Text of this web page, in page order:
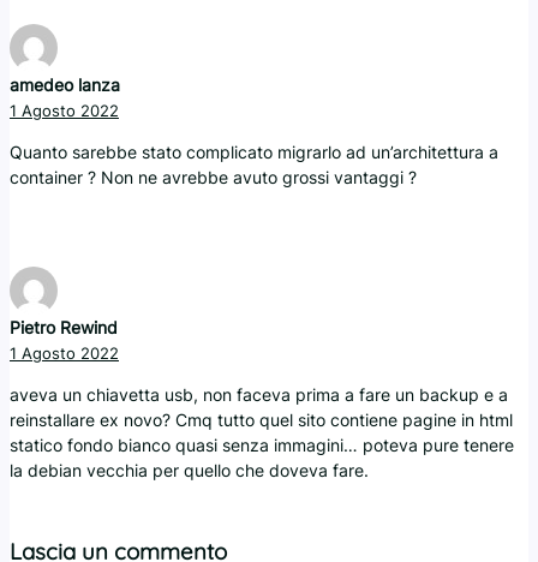
amedeo lanza
1 Agosto 2022
Quanto sarebbe stato complicato migrarlo ad un’architettura a
container ? Non ne avrebbe avuto grossi vantaggi ?
Pietro Rewind
1 Agosto 2022
aveva un chiavetta usb, non faceva prima a fare un backup e a
reinstallare ex novo? Cmq tutto quel sito contiene pagine in html
statico fondo bianco quasi senza immagini… poteva pure tenere
la debian vecchia per quello che doveva fare.
Lascia un commento